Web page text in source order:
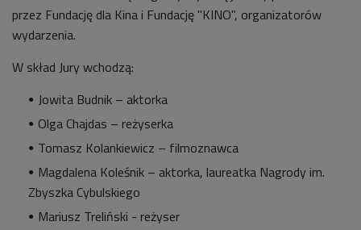
przez Fundację dla Kina i Fundację "KINO", organizatorów
wydarzenia.
W skład Jury wchodzą:
Jowita Budnik – aktorka
Olga Chajdas – reżyserka
Tomasz Kolankiewicz – filmoznawca
Magdalena Koleśnik – aktorka, laureatka Nagrody im.
Zbyszka Cybulskiego
Mariusz Treliński - reżyser